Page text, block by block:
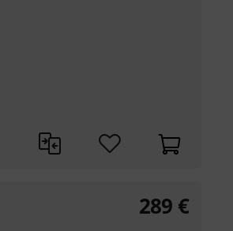
289 €